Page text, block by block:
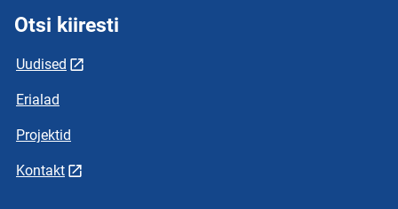
Otsi kiiresti
Uudised
Erialad
Projektid
Kontakt